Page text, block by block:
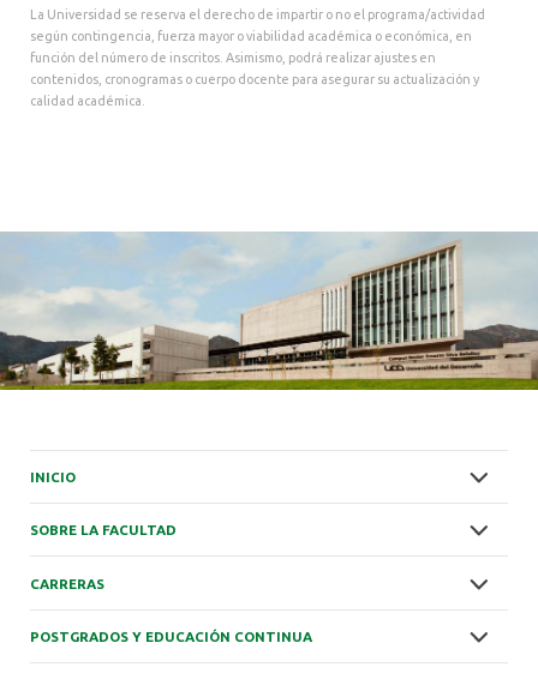
La Universidad se reserva el derecho de impartir o no el programa/actividad
según contingencia, fuerza mayor o viabilidad académica o económica, en
función del número de inscritos. Asimismo, podrá realizar ajustes en
contenidos, cronogramas o cuerpo docente para asegurar su actualización y
calidad académica.
INICIO
SOBRE LA FACULTAD
CARRERAS
POSTGRADOS Y EDUCACIÓN CONTINUA